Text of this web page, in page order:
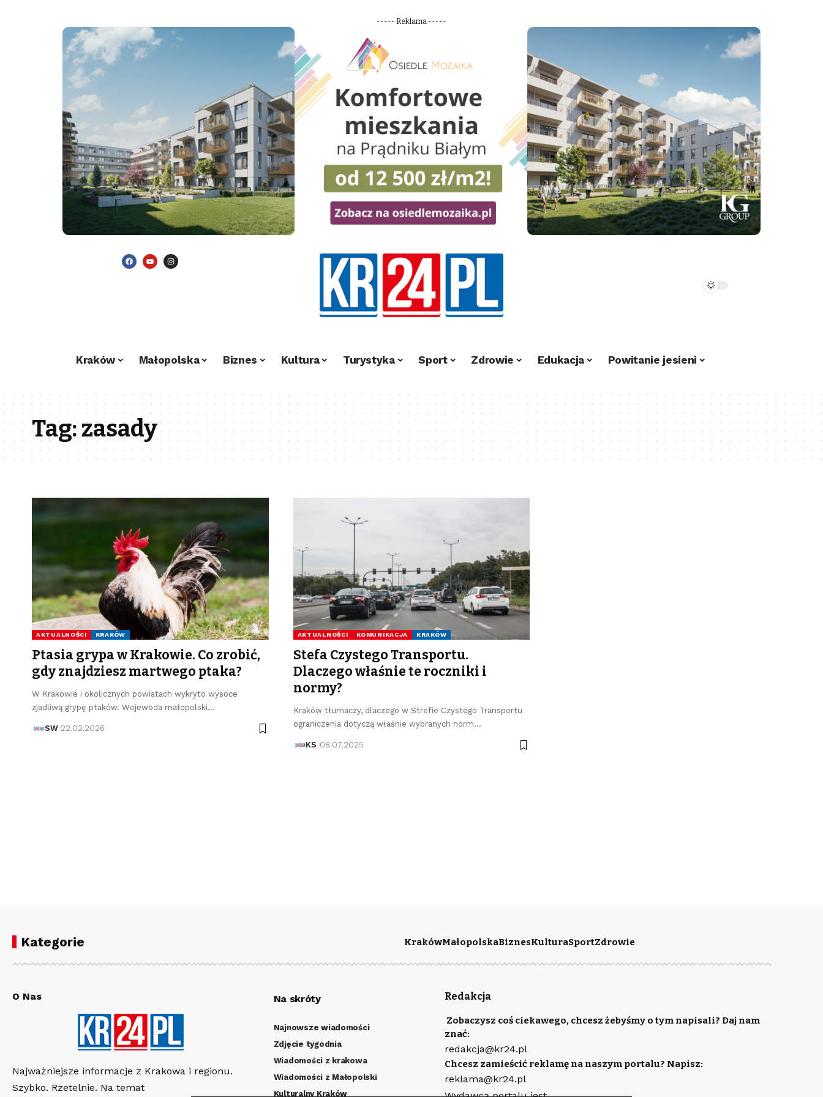
----- Reklama -----
Kraków Małopolska Biznes Kultura Turystyka Sport Zdrowie Edukacja Powitanie jesieni
Tag:zasady
AKTUALNOŚCI KRAKÓW
Ptasia grypa w Krakowie. Co zrobić,
gdy znajdziesz martwego ptaka?
W Krakowie i okolicznych powiatach wykryto wysoce
zjadliwą grypę ptaków. Wojewoda małopolski…
SW 22.02.2026
AKTUALNOŚCI KOMUNIKACJA KRAKÓW
Stefa Czystego Transportu.
Dlaczego właśnie te roczniki i
normy?
Kraków tłumaczy, dlaczego w Strefie Czystego Transportu
ograniczenia dotyczą właśnie wybranych norm…
KS 08.07.2025
Kategorie KrakówMałopolskaBiznesKulturaSportZdrowie
O Nas
Najważniejsze informacje z Krakowa i regionu.
Szybko. Rzetelnie. Na temat
Na skróty
Najnowsze wiadomości
Zdjęcie tygodnia
Wiadomości z krakowa
Wiadomości z Małopolski
Kulturalny Kraków
Redakcja
Zobaczysz coś ciekawego, chcesz żebyśmy o tym napisali? Daj nam
znać:
redakcja@kr24.pl
Chcesz zamieścić reklamę na naszym portalu? Napisz:
reklama@kr24.pl